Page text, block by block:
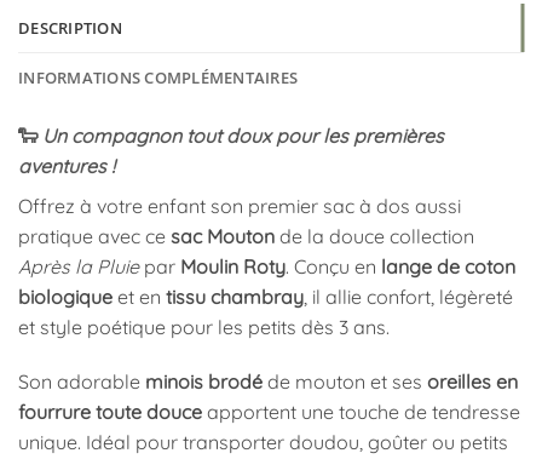
DESCRIPTION
INFORMATIONS COMPLÉMENTAIRES
🐑 Un compagnon tout doux pour les premières
aventures !
Offrez à votre enfant son premier sac à dos aussi
pratique avec ce sac Mouton de la douce collection
Après la Pluiepar Moulin Roty. Conçu en lange de coton
biologique et en tissu chambray , il allie confort, légèreté
et style poétique pour les petits dès 3 ans.
Son adorable minois brodé de mouton et ses oreilles en
fourrure toute douce apportent une touche de tendresse
unique. Idéal pour transporter doudou, goûter ou petits